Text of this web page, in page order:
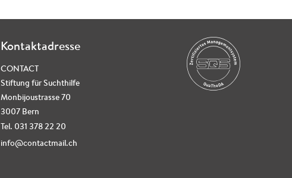
Kontaktadresse
CONTACT
Stiftung für Suchthilfe
Monbijoustrasse 70
3007 Bern
Tel. 031 378 22 20
info@contactmail.ch